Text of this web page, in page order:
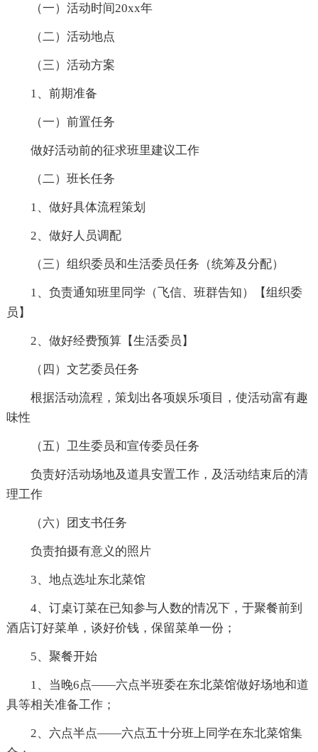
（一）活动时间20xx年
（二）活动地点
（三）活动方案
1、前期准备
（一）前置任务
做好活动前的征求班里建议工作
（二）班长任务
1、做好具体流程策划
2、做好人员调配
（三）组织委员和生活委员任务（统筹及分配）
1、负责通知班里同学（飞信、班群告知）【组织委
员】
2、做好经费预算【生活委员】
（四）文艺委员任务
根据活动流程，策划出各项娱乐项目，使活动富有趣
味性
（五）卫生委员和宣传委员任务
负责好活动场地及道具安置工作，及活动结束后的清
理工作
（六）团支书任务
负责拍摄有意义的照片
3、地点选址东北菜馆
4、订桌订菜在已知参与人数的情况下，于聚餐前到
酒店订好菜单，谈好价钱，保留菜单一份；
5、聚餐开始
1、当晚6点——六点半班委在东北菜馆做好场地和道
具等相关准备工作；
2、六点半点——六点五十分班上同学在东北菜馆集